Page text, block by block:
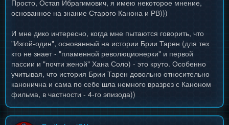
Просто, Остап Ибрагимович, я имею некоторое мнение,
основанное на знание Старого Канона и РВ)))
И мне дико интересно, когда мне пытаются говорить, что
"Изгой-один", основанный на истории Брии Тарен (для тех
кто не знает - "пламенной революционерки" и первой
пассии и "почти женой" Хана Соло) - это круто. Особенно
учитывая, что история Брии Тарен довольно относительно
канонична и сама по себе шла немного вразрез с Каноном
фильма, в частности - 4-го эпизода))